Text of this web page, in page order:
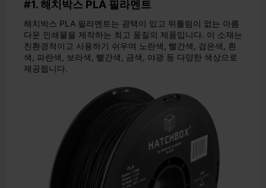
#1. 해치박스 PLA 필라멘트
해치박스 PLA 필라멘트는 광택이 있고 뒤틀림이 없는 아름
다운 인쇄물을 제작하는 최고 품질의 제품입니다. 이 소재는
친환경적이고 사용하기 쉬우며 노란색, 빨간색, 검은색, 흰
색, 파란색, 보라색, 빨간색, 금색, 야광 등 다양한 색상으로
제공됩니다.